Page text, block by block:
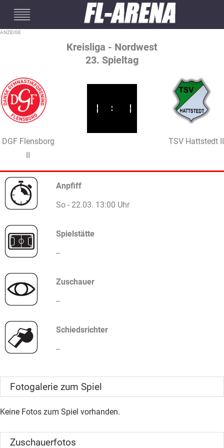
Kreisliga - Nordwest
23. Spieltag
DGF Flensborg
II
1 : 1
TSV Hattstedt II
Anpfiff
So - 22.03. 13:00 Uhr
Spielstätte
--
Zuschauer
--
Schiedsrichter
--
Fotogalerie zum Spiel
Keine Fotos zum Spiel vorhanden.
Zuschauerfotos